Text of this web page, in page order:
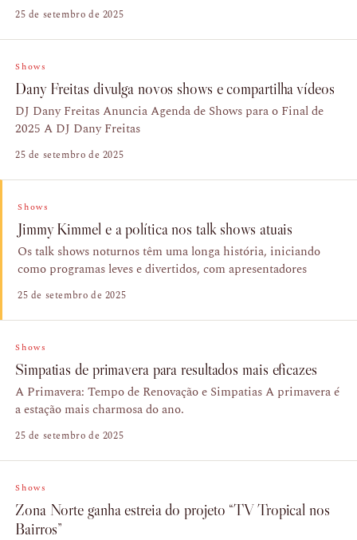
25 de setembro de 2025
Shows
Dany Freitas divulga novos shows e compartilha vídeos
DJ Dany Freitas Anuncia Agenda de Shows para o Final de
2025 A DJ Dany Freitas
25 de setembro de 2025
Shows
Jimmy Kimmel e a política nos talk shows atuais
Os talk shows noturnos têm uma longa história, iniciando
como programas leves e divertidos, com apresentadores
25 de setembro de 2025
Shows
Simpatias de primavera para resultados mais eficazes
A Primavera: Tempo de Renovação e Simpatias A primavera é
a estação mais charmosa do ano.
25 de setembro de 2025
Shows
Zona Norte ganha estreia do projeto “TV Tropical nos
Bairros”